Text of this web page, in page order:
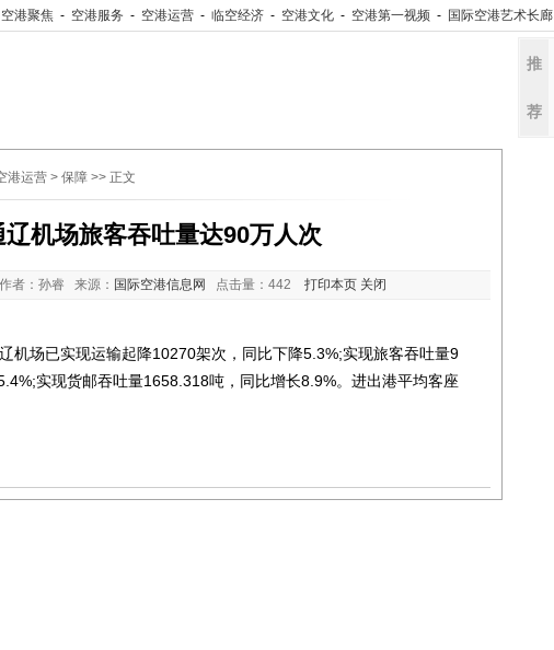
空港聚焦 - 空港服务 - 空港运营 - 临空经济 - 空港文化 - 空港第一视频 - 国际空港艺术长廊
推
荐
港运营 > 保障 >> 正文
辽机场旅客吞吐量达90万人次
作者：孙睿 来源： 国际空港信息网 点击量： 442 打印本页 关闭
场已实现运输起降10270架次，同比下降5.3%;实现旅客吞吐量9
实现货邮吞吐量1658.318吨，同比增长8.9%。进出港平均客座